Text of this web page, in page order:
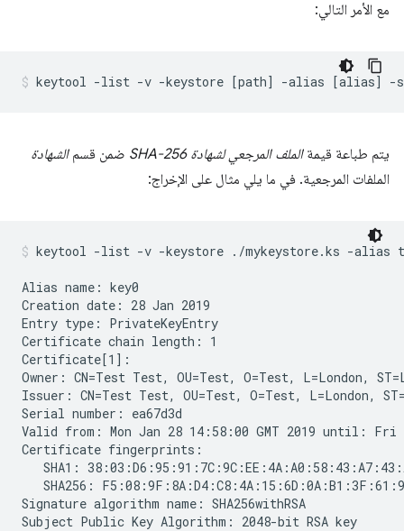
مع الأمر التالي:
يتم طباعة قيمةالملف المرجعي لشهادة SHA-256 ضمن قسمالشهادة
الملفات المرجعية. في ما يلي مثال على الإخراج:
keytool -list -v -keystore ./mykeystore.ks -alias
Alias name: key0
Creation date: 28 Jan 2019
Entry type: PrivateKeyEntry
Certificate chain length: 1
Certificate[1]:
Owner: CN=Test Test, OU=Test, O=Test, L=London,
Issuer: CN=Test Test, OU=Test, O=Test, L=London,
Serial number: ea67d3d
Valid from: Mon Jan 28 14:58:00 GMT 2019 until: Fri
Certificate fingerprints:
SHA1:
SHA256:
Signature algorithm name: SHA256withRSA
Subject Public Key Algorithm: 2048-bit RSA key